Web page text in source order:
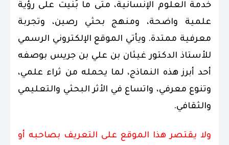
خدمة العلوم الإنسانية، متى ما بُنيت على رؤية
علمية واضحة، ومنهج بحثي رصين، وتجربة
معرفية ممتدة. ويأتي الموقع الإلكتروني الرسمي
للأستاذ الدكتور غيثان بن علي بن جريس بوصفه
أحد أبرز هذه النماذج، لما يحمله من ثراء علمي،
وتنوع معرفي، واتساع في الأثر البحثي والتعليمي
والثقافي.
ولا يقتصر هذا الموقع على التعريف بصاحبه أو